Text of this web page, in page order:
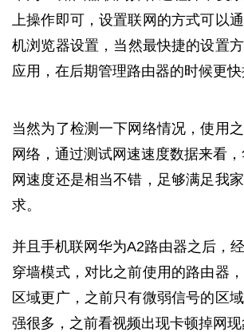
上操作即可，设置联网的方式可以
机浏览器设置，当然最快捷的设置
应用，在后期管理路由器的时候更快
当然为了检测一下网络情况，使用
网络，通过测试网速速度数据来看
网速度还是相当不错，足够满足我
求。
并且手机联网华为A2路由器之后，
穿墙模式，对比之前使用的路由器
区域更广，之前只有微弱信号的区
强很多，之前看视频出现卡顿掉网现